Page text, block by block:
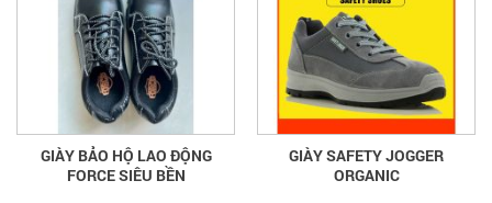
GIÀY BẢO HỘ LAO ĐỘNG
FORCE SIÊU BỀN
GIÀY SAFETY JOGGER
ORGANIC